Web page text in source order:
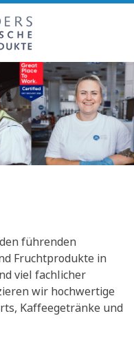
führenden
Fruchtprodukte in
viel fachlicher
wir hochwertige
Kaffeegetränke und